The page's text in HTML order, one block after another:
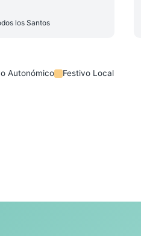
los Santos
Autonómico Festivo Local